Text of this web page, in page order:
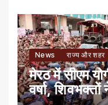
News राज्य और शहर
मेरठ में सीएम
वर्षा,